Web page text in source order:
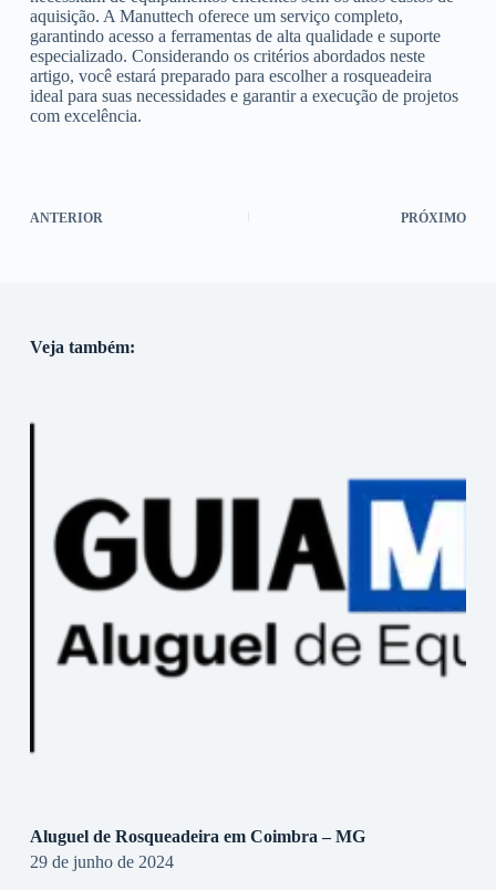
aquisição. A Manuttech oferece um serviço completo,
garantindo acesso a ferramentas de alta qualidade e suporte
especializado. Considerando os critérios abordados neste
artigo, você estará preparado para escolher a rosqueadeira
ideal para suas necessidades e garantir a execução de projetos
com excelência.
ANTERIOR PRÓXIMO
Veja também:
Aluguel de Rosqueadeira em Coimbra – MG
29 de junho de 2024